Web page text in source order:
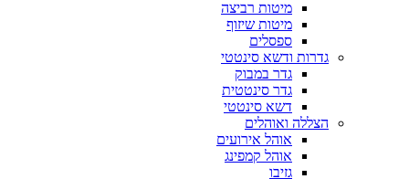
מיטות רביצה
מיטות שיזוף
ספסלים
גדרות ודשא סינטטי
גדר במבוק
גדר סינטטית
דשא סינטטי
הצללה ואוהלים
אוהל אירועים
אוהל קמפינג
גזיבו